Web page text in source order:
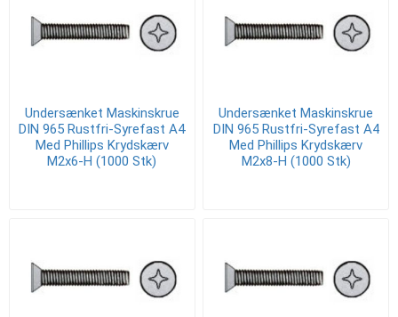
Undersænket Maskinskrue
DIN 965 Rustfri-Syrefast A4
Med Phillips Krydskærv
M2x6-H (1000 Stk)
Undersænket Maskinskrue
DIN 965 Rustfri-Syrefast A4
Med Phillips Krydskærv
M2x8-H (1000 Stk)